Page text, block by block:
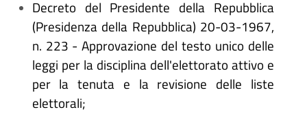
Decreto del Presidente della Repubblica
(Presidenza della Repubblica) 20-03-1967,
n. 223 - Approvazione del testo unico delle
leggi per la disciplina dell'elettorato attivo e
per la tenuta e la revisione delle liste
elettorali;